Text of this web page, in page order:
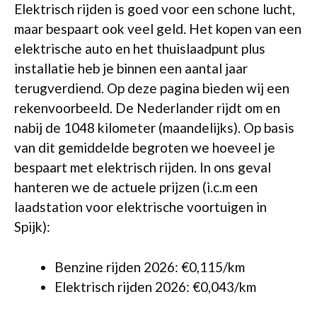
Elektrisch rijden is goed voor een schone lucht,
maar bespaart ook veel geld. Het kopen van een
elektrische auto en het thuislaadpunt plus
installatie heb je binnen een aantal jaar
terugverdiend. Op deze pagina bieden wij een
rekenvoorbeeld. De Nederlander rijdt om en
nabij de 1048 kilometer (maandelijks). Op basis
van dit gemiddelde begroten we hoeveel je
bespaart met elektrisch rijden. In ons geval
hanteren we de actuele prijzen (i.c.m een
laadstation voor elektrische voortuigen in
Spijk):
Benzine rijden 2026: €0,115/km
Elektrisch rijden 2026: €0,043/km